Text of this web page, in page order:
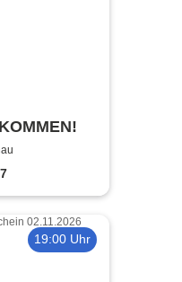
19:00 Uhr